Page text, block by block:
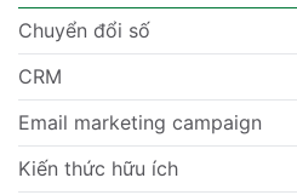
Chuyển đổi số
CRM
Email marketing campaign
Kiến thức hữu ích